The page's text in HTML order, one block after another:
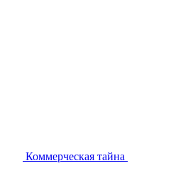
Коммерческая тайна